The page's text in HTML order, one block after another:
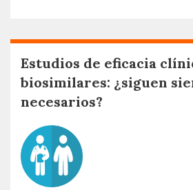
Estudios de eficacia
biosimilares: ¿siguen
necesarios?